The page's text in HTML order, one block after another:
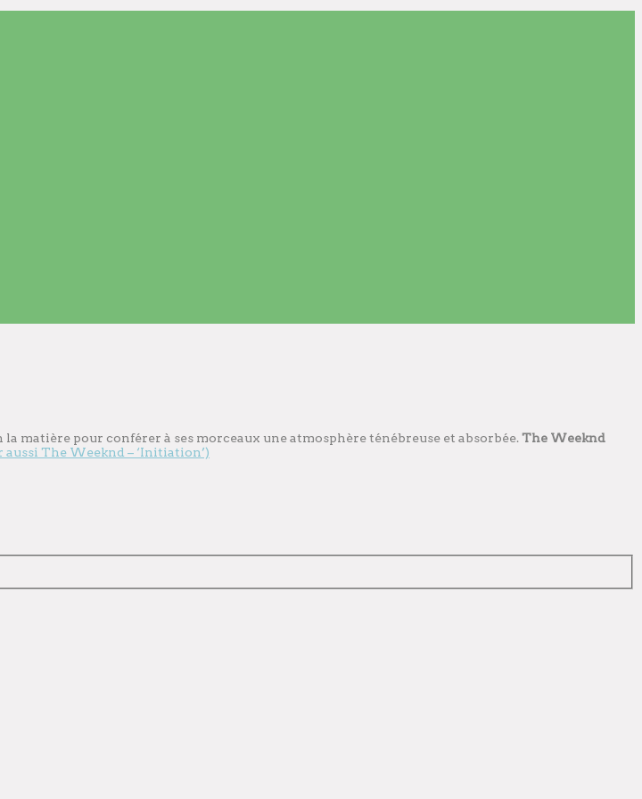
matière pour conférer à ses morceaux une atmosphère ténébreuse et absorbée.The Weeknd
aussi The Weeknd – ‘Initiation’)